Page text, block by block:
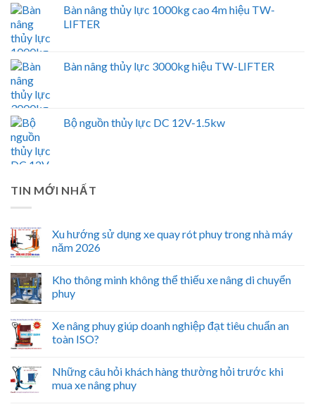
Bàn nâng thủy lực 1000kg cao 4m hiệu TW-
LIFTER
Bàn nâng thủy lực 3000kg hiệu TW-LIFTER
Bộ nguồn thủy lực DC 12V-1.5kw
TIN MỚI NHẤT
Xu hướng sử dụng xe quay rót phuy trong nhà máy
năm 2026
Kho thông minh không thể thiếu xe nâng di chuyển
phuy
Xe nâng phuy giúp doanh nghiệp đạt tiêu chuẩn an
toàn ISO?
Những câu hỏi khách hàng thường hỏi trước khi
mua xe nâng phuy